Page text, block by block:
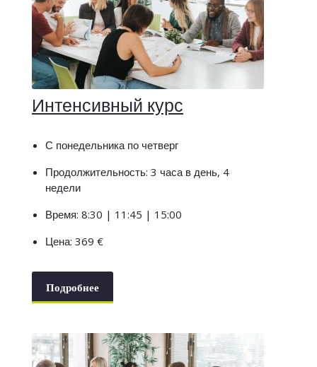
Интенсивный курс
С понедельника по четверг
Продолжительность: 3 часа в день, 4
недели
Время: 8:30 | 11:45 | 15:00
Цена: 369 €
Подробнее